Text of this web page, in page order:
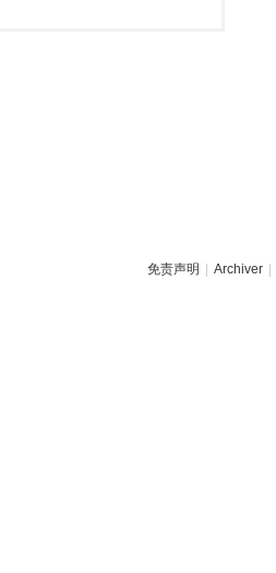
免责声明 Archiver